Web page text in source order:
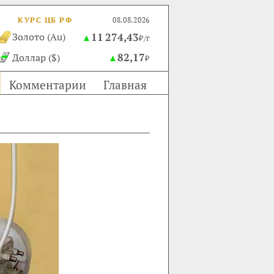
КУРС ЦБ РФ 08.08.2026
Золото (Au) ▲ 11 274,43₽/г
Доллар ($) ▲82,17₽
Комментарии Главная